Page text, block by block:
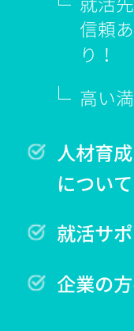
信頼
り！
高い
人材育
について
就活サ
企業の